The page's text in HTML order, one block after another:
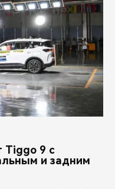
Tiggo 9 с
и задним